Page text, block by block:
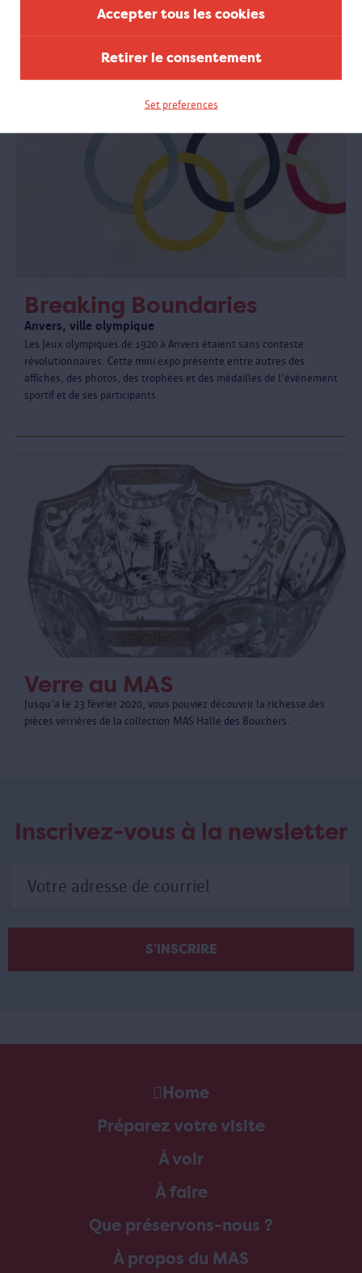
Accepter tous les cookies
Retirer le consentement
Set preferences
sortes de figures. Certaines sont mieux cachées que d'autres.
Breaking Boundaries
Anvers, ville olympique
Les Jeux olympiques de 1920 à Anvers étaient sans conteste
révolutionnaires. Cette mini expo présente entre autres des
affiches, des photos, des trophées et des médailles de l'événement
sportif et de ses participants.
Verre au MAS
Jusqu'a le 23 février 2020, vous pouviez découvrir la richesse des
pièces verrières de la collection MAS Halle des Bouchers.
Inscrivez-vous à la newsletter
Home
Préparez votre visite
À voir
À faire
Que préservons-nous ?
À propos du MAS